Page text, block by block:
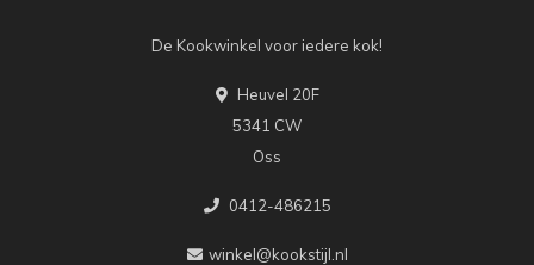
De Kookwinkel voor iedere kok!
Heuvel 20F
5341 CW
Oss
0412-486215
winkel@kookstijl.nl